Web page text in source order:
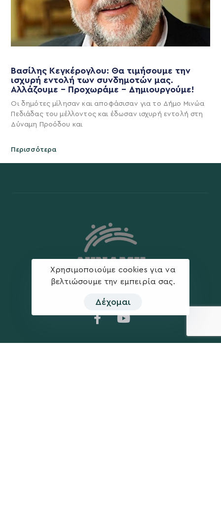
Βασίλης Κεγκέρογλου: Θα τιμήσουμε την
ισχυρή εντολή των συνδημοτών μας.
Αλλάζουμε – Προχωράμε – Δημιουργούμε!
Οι δημότες μίλησαν και αποφάσισαν για το Δήμο Μινώα
Πεδιάδας του μέλλοντος και έδωσαν ισχυρή εντολή στη
Δύναμη Προόδου και
Περισσότερα
Χρησιμοποιούμε cookies για να
βελτιώσουμε την εμπειρία σας.
Δέχομαι